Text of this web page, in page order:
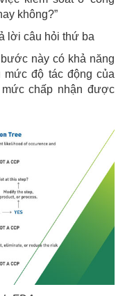
không?”
lời câu hỏi thứ ba
này có khả năng
mức độ tác động của
chấp nhận được